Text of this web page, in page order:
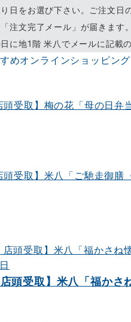
日をお選び下さい。ご注文日
注文完了メール」が届きます。
に地1階 米八でメールに記載
頭受取】梅の花「母の日弁
頭受取】米八「ご馳走御膳
店頭受取】米八「福かさ